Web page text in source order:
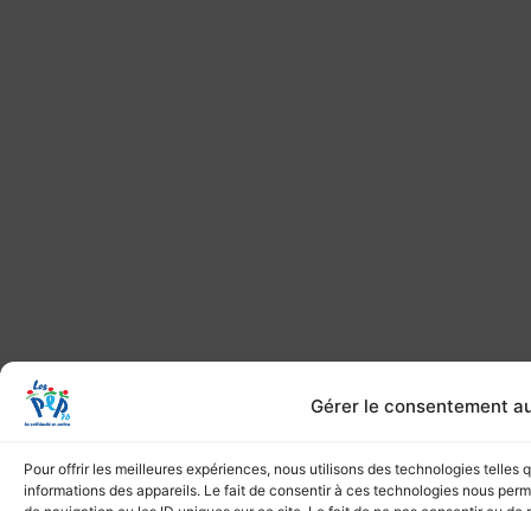
Gérer le consentement
Pour offrir les meilleures expériences, nous utilisons des technologies
informations des appareils. Le fait de consentir à ces technologies nous